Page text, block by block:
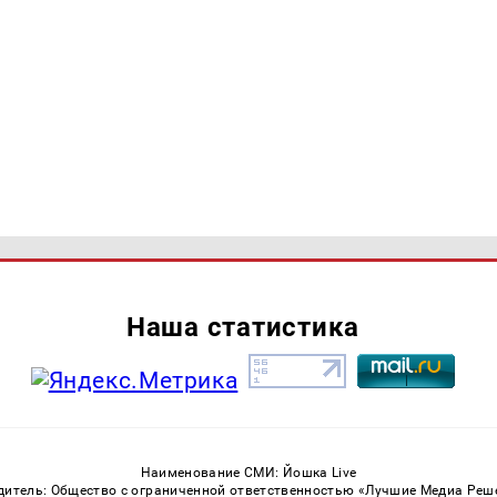
Наша статистика
Наименование СМИ: Йошка Live
Общество с ограниченной ответственностью «Лучшие Медиа